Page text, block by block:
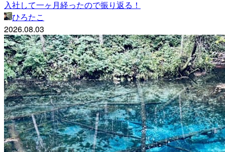
入社して一ヶ月経ったので振り返る！
ひろたこ
2026.08.03